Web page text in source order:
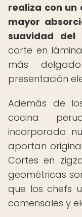
realiza con un
mayor
suavidad del
corte en
más
presentación
Además de
cocina
incorporado
aportan
Cortes en
geométricas
que los chefs
comensales y